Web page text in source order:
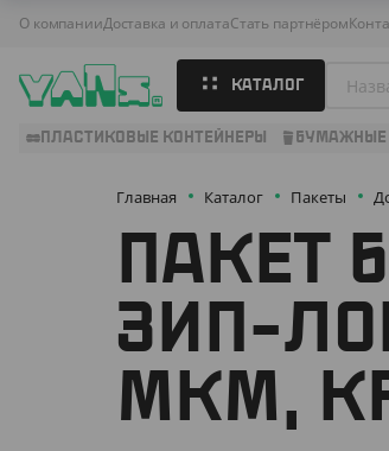
О компанииДоставка и оплатаСтать партнёром
КАТАЛОГ
ПЛАСТИКОВЫЕ КОНТЕЙНЕРЫ БУМАЖНЫЕ
Главная Каталог Пакеты
ПАКЕТ
ЗИП-
МКМ,